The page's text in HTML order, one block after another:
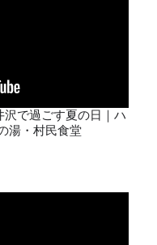
で過ごす夏の日｜ハ
湯・村民食堂